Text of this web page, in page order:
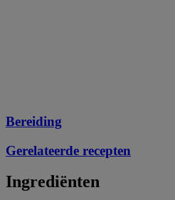
Bereiding
Gerelateerde recepten
Ingrediënten